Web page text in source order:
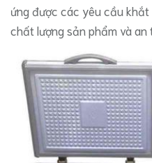
ứng được các yêu cầu
chất lượng sản phẩm và an